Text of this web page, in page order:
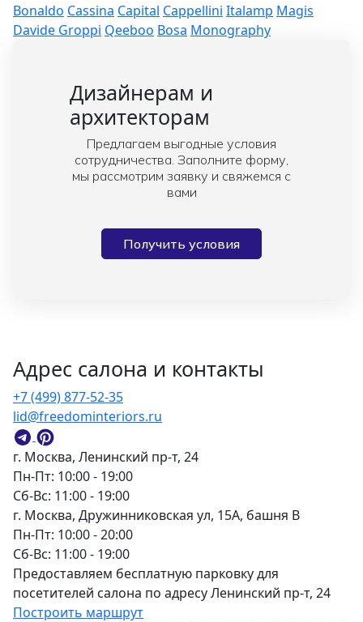
Bonaldo Cassina Capital Cappellini Italamp Magis
Davide Groppi Qeeboo Bosa Monography
Дизайнерам и
архитекторам
Предлагаем выгодные условия
сотрудничества. Заполните форму,
мы рассмотрим заявку и свяжемся с
вами
Получить условия
Адрес салона и контакты
г. Москва, Ленинский пр-т, 24
Пн-Пт: 10:00 - 19:00
Сб-Вс: 11:00 - 19:00
г. Москва, Дружинниковская ул, 15А, башня В
Пн-Пт: 10:00 - 20:00
Сб-Вс: 11:00 - 19:00
Предоставляем бесплатную парковку для
посетителей салона по адресу Ленинский пр-т, 24
Построить маршрут
+7 (499) 877-52-35
lid@freedominteriors.ru